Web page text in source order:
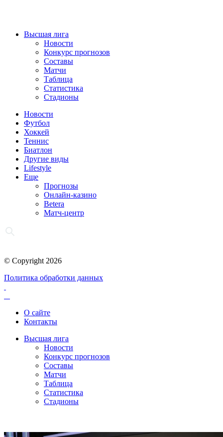
Высшая лига
Новости
Конкурс прогнозов
Составы
Матчи
Таблица
Статистика
Стадионы
Новости
Футбол
Хоккей
Теннис
Биатлон
Другие виды
Lifestyle
Еще
Прогнозы
Онлайн-казино
Betera
Матч-центр
© Copyright 2026
Политика обработки данных
О сайте
Контакты
Высшая лига
Новости
Конкурс прогнозов
Составы
Матчи
Таблица
Статистика
Стадионы